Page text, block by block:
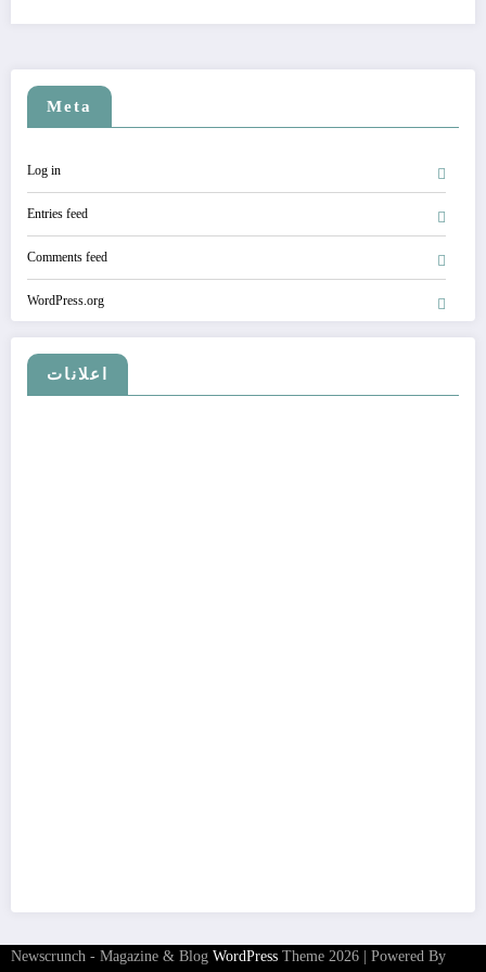
Meta
Log in
Entries feed
Comments feed
WordPress.org
اعلانات
Newscrunch - Magazine & Blog WordPress Theme 2026 | Powered By